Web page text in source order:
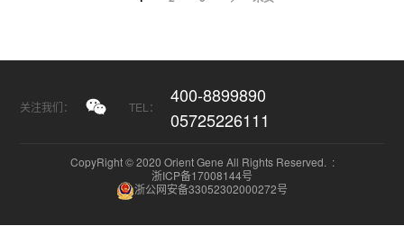
关注我们： TEL：
400-8899890
05725226111
CopyRight © 2020 Orient Gene All Rights Reserved. :
浙ICP备17008144号
浙公网安备33052302000272号